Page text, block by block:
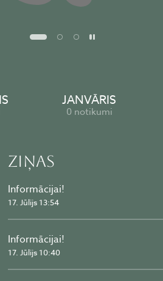
Pause
JANVĀRIS
0 notikumi
Ziņas
Informācijai!
17. Jūlijs 13:54
Informācijai!
17. Jūlijs 10:40